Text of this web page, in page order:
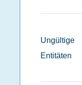
Ungültige
Entitäten